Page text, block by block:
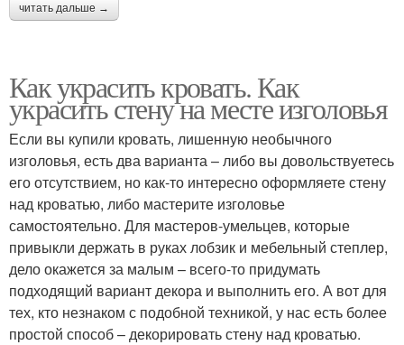
читать дальше →
Как украсить кровать. Как
украсить стену на месте изголовья
Если вы купили кровать, лишенную необычного
изголовья, есть два варианта – либо вы довольствуетесь
его отсутствием, но как-то интересно оформляете стену
над кроватью, либо мастерите изголовье
самостоятельно. Для мастеров-умельцев, которые
привыкли держать в руках лобзик и мебельный степлер,
дело окажется за малым – всего-то придумать
подходящий вариант декора и выполнить его. А вот для
тех, кто незнаком с подобной техникой, у нас есть более
простой способ – декорировать стену над кроватью.